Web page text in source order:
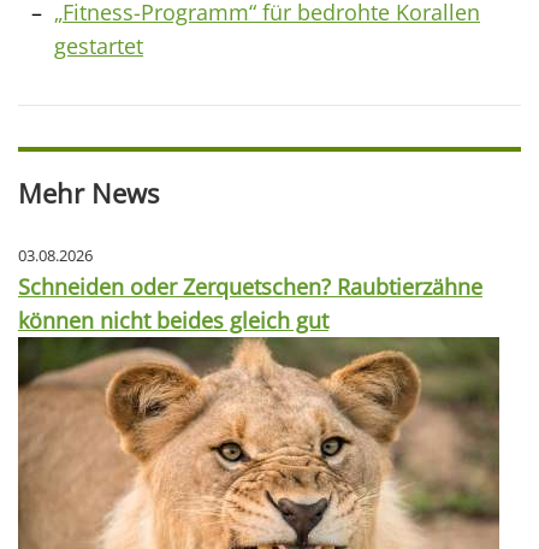
„Fitness-Programm“ für bedrohte Korallen
gestartet
Mehr News
03.08.2026
Schneiden oder Zerquetschen? Raubtierzähne
können nicht beides gleich gut